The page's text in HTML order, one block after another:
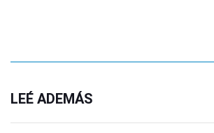
LEÉ ADEMÁS